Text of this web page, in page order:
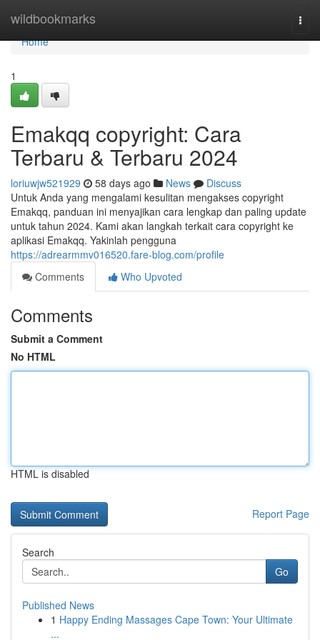
wildbookmarks
Home
Home
1
Emakqq copyright: Cara
Terbaru & Terbaru 2024
loriuwjw521929 58 days ago News
Discuss
Untuk Anda yang mengalami kesulitan mengakses copyright
Emakqq, panduan ini menyajikan cara lengkap dan paling update
untuk tahun 2024. Kami akan langkah terkait cara copyright ke
aplikasi Emakqq. Yakinlah pengguna
https://adrearmmv016520.fare-blog.com/profile
Comments
Who Upvoted
Comments
Submit a Comment
No HTML
HTML is disabled
Report Page
Search
Go
Published News
1 Happy Ending Massages Cape Town: Your Ultimate
...